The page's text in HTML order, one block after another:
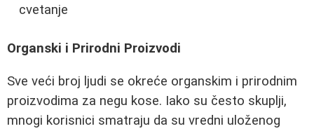
cvetanje
Organski i Prirodni Proizvodi
Sve veći broj ljudi se okreće organskim i prirodnim
proizvodima za negu kose. Iako su često skuplji,
mnogi korisnici smatraju da su vredni uloženog